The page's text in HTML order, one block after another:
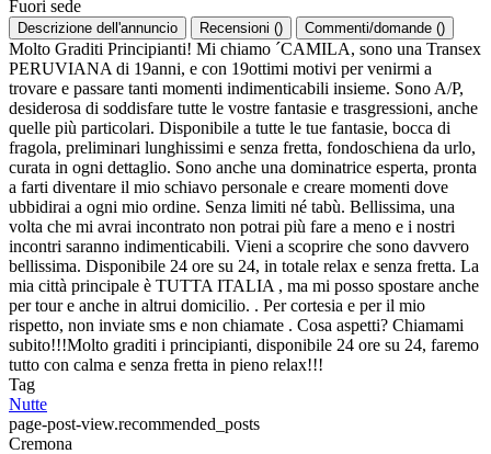
Fuori sede
Descrizione dell'annuncio Recensioni () Commenti/domande ()
Molto Graditi Principianti! Mi chiamo ´CAMILA, sono una Transex
PERUVIANA di 19anni, e con 19ottimi motivi per venirmi a
trovare e passare tanti momenti indimenticabili insieme. Sono A/P,
desiderosa di soddisfare tutte le vostre fantasie e trasgressioni, anche
quelle più particolari. Disponibile a tutte le tue fantasie, bocca di
fragola, preliminari lunghissimi e senza fretta, fondoschiena da urlo,
curata in ogni dettaglio. Sono anche una dominatrice esperta, pronta
a farti diventare il mio schiavo personale e creare momenti dove
ubbidirai a ogni mio ordine. Senza limiti né tabù. Bellissima, una
volta che mi avrai incontrato non potrai più fare a meno e i nostri
incontri saranno indimenticabili. Vieni a scoprire che sono davvero
bellissima. Disponibile 24 ore su 24, in totale relax e senza fretta. La
mia città principale è TUTTA ITALIA , ma mi posso spostare anche
per tour e anche in altrui domicilio. . Per cortesia e per il mio
rispetto, non inviate sms e non chiamate . Cosa aspetti? Chiamami
subito!!!Molto graditi i principianti, disponibile 24 ore su 24, faremo
tutto con calma e senza fretta in pieno relax!!!
Tag
Nutte
page-post-view.recommended_posts
Cremona